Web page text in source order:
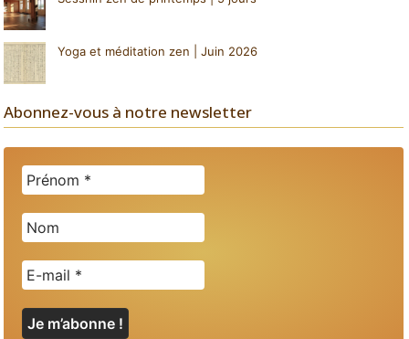
Yoga et méditation zen | Juin 2026
Abonnez-vous à notre newsletter